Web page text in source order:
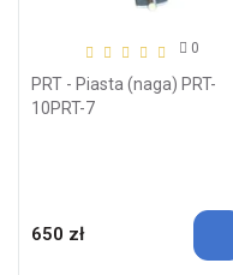
0
PRT - Piasta (naga) PRT-
10PRT-7
650 zł